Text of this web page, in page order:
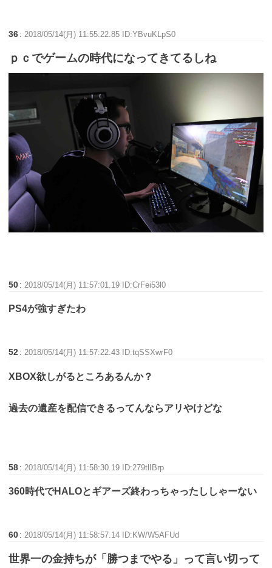
36 : 2018/05/14(月) 11:55:22.85 ID:YBvuKLpS0
ｐｃでゲームの時代になってきてるしね
50 : 2018/05/14(月) 11:57:01.19 ID:CrFei53l0
PS4が強すぎたわ
52 : 2018/05/14(月) 11:57:22.43 ID:tqSSXwrF0
XBOX欲しがるところあるんか？
過去の遺産を配信できるってんならアリやけどな
58 : 2018/05/14(月) 11:58:30.19 ID:279tlIBrp
360時代でHALOとギアーズ終わっちゃったししゃーない
60 : 2018/05/14(月) 11:58:57.14 ID:KW/W5AFUd
世界一の金持ちが「勝つまでやる」って言い切って